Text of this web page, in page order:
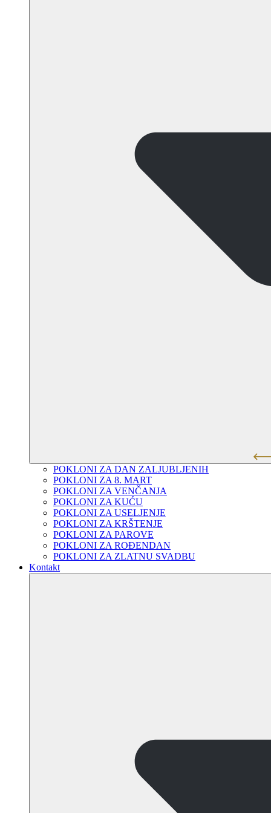
POKLONI ZA DAN ZALJUBLJENIH
POKLONI ZA 8. MART
POKLONI ZA VENČANJA
POKLONI ZA KUĆU
POKLONI ZA USELJENJE
POKLONI ZA KRŠTENJE
POKLONI ZA PAROVE
POKLONI ZA ROĐENDAN
POKLONI ZA ZLATNU SVADBU
Kontakt